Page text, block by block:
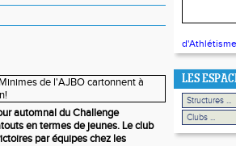
automnal du Challenge
en termes de jeunes. Le club
par équipes chez les
LES